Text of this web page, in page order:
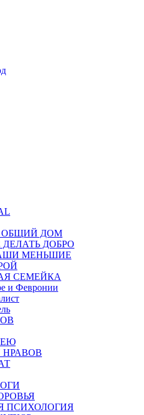
ДОМ
ДОБРО
МЕНЬШИЕ
СЕМЕЙКА
и Февронии
ПСИХОЛОГИЯ